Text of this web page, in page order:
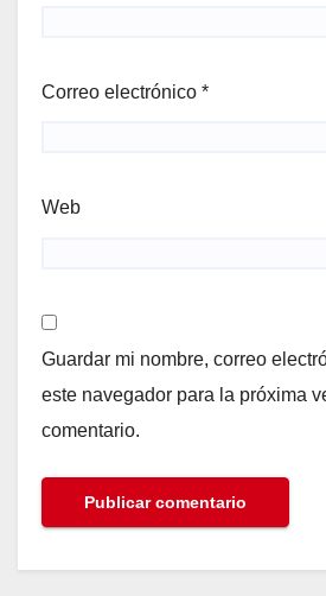
Correo electrónico *
Web
Guardar mi nombre, correo
este navegador para la próxima
comentario.